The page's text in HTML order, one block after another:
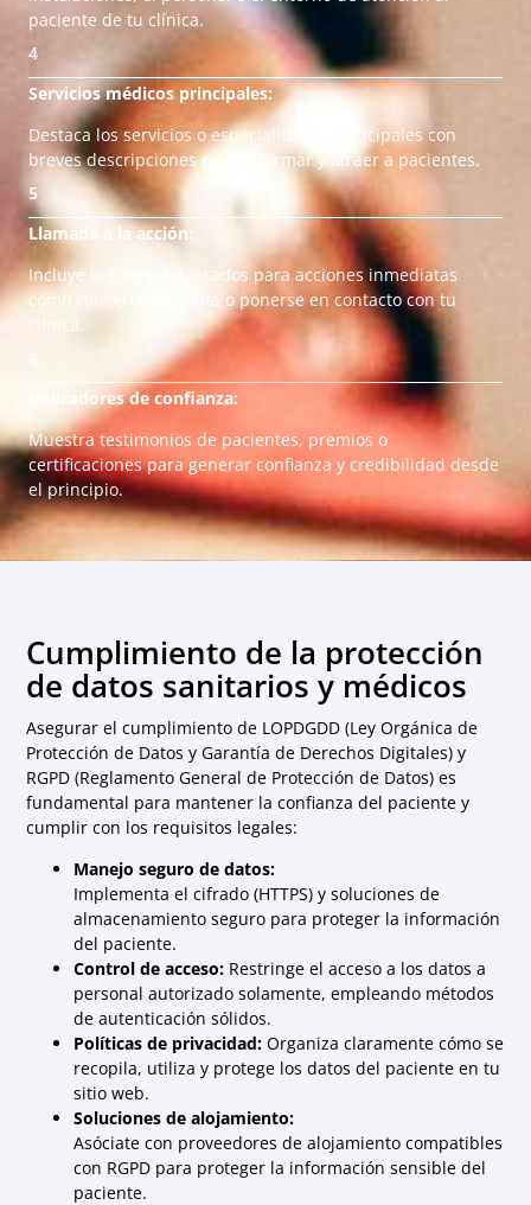
paciente de tu clínica.
4
Servicios médicos principales:
Destaca los servicios o especialidades principales con
breves descripciones para informar y atraer a pacientes.
5
Llamada a la acción:
Incluye botones destacados para acciones inmediatas
como concertar una cita o ponerse en contacto con tu
clínica.
Indicadores de confianza:
Muestra testimonios de pacientes, premios o
certificaciones para generar confianza y credibilidad desde
el principio.
Cumplimiento de la protección
de datos sanitarios y médicos
Asegurar el cumplimiento de LOPDGDD (Ley Orgánica de
Protección de Datos y Garantía de Derechos Digitales) y
RGPD (Reglamento General de Protección de Datos) es
fundamental para mantener la confianza del paciente y
cumplir con los requisitos legales:
Manejo seguro de datos:
Implementa el cifrado (HTTPS) y soluciones de
almacenamiento seguro para proteger la información
del paciente.
Control de acceso: Restringe el acceso a los datos a
personal autorizado solamente, empleando métodos
de autenticación sólidos.
Políticas de privacidad:Organiza claramente cómo se
recopila, utiliza y protege los datos del paciente en tu
sitio web.
Soluciones de alojamiento:
Asóciate con proveedores de alojamiento compatibles
con RGPD para proteger la información sensible del
paciente.